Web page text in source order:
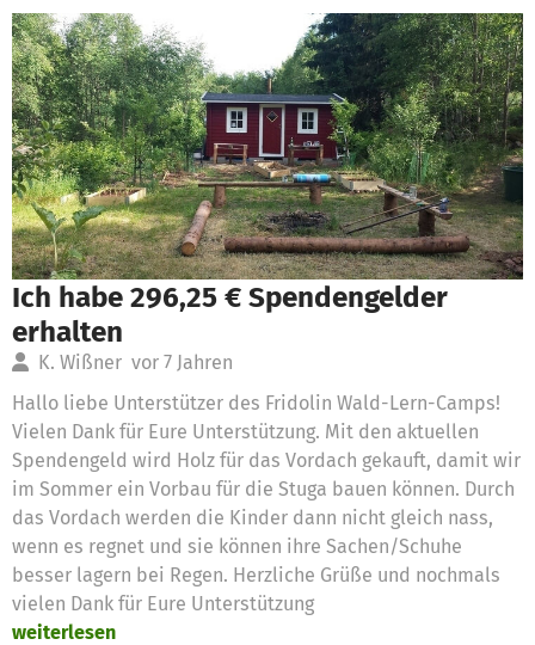
Ich habe 296,25 € Spendengelder
erhalten
K. Wißner vor 7 Jahren
Hallo liebe Unterstützer des Fridolin Wald-Lern-Camps!
Vielen Dank für Eure Unterstützung. Mit den aktuellen
Spendengeld wird Holz für das Vordach gekauft, damit wir
im Sommer ein Vorbau für die Stuga bauen können. Durch
das Vordach werden die Kinder dann nicht gleich nass,
wenn es regnet und sie können ihre Sachen/Schuhe
besser lagern bei Regen. Herzliche Grüße und nochmals
vielen Dank für Eure Unterstützung
weiterlesen